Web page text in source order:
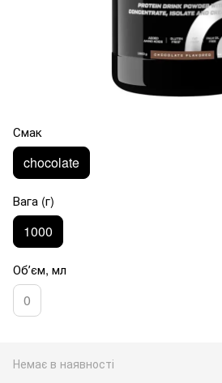
Смак
chocolate
Вага (г)
1000
Обʼєм, мл
0
Немає в наявності